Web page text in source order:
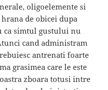
oligoelemente si
de obicei dupa
ca simtul gustului nu
cand administram
antrenati foarte
grasimea care le este
zboara totusi intre